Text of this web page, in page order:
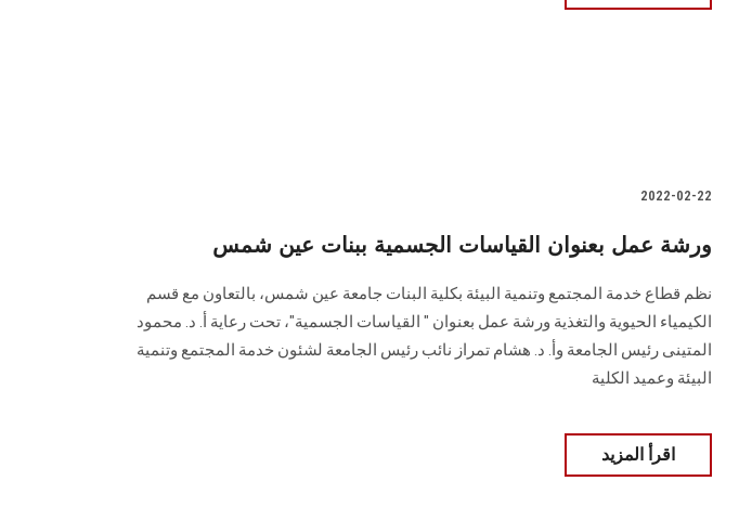
2022-02-22
ورشة عمل بعنوان القياسات الجسمية ببنات عين شمس
نظم قطاع خدمة المجتمع وتنمية البيئة بكلية البنات جامعة عين شمس، بالتعاون مع قسم
الكيمياء الحيوية والتغذية ورشة عمل بعنوان " القياسات الجسمية"، تحت رعاية أ. د. محمود
المتينى رئيس الجامعة وأ. د. هشام تمراز نائب رئيس الجامعة لشئون خدمة المجتمع وتنمية
البيئة وعميد الكلية
اقرأ المزيد